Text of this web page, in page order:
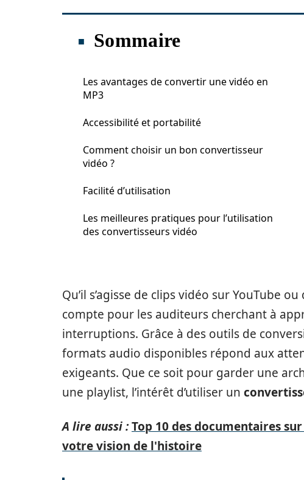
Sommaire
Les avantages de convertir une vidéo en
MP3
Accessibilité et portabilité
Comment choisir un bon convertisseur
vidéo ?
Facilité d’utilisation
Les meilleures pratiques pour l’utilisation
des convertisseurs vidéo
Qu’il s’agisse de clips vidéo sur YouTube
compte pour les auditeurs cherchant à
interruptions. Grâce à des outils de
formats audio disponibles répond aux
exigeants. Que ce soit pour garder une
une playlist, l’intérêt d’utiliser un
A lire aussi :Top 10 des documentaires
votre vision de l'histoire